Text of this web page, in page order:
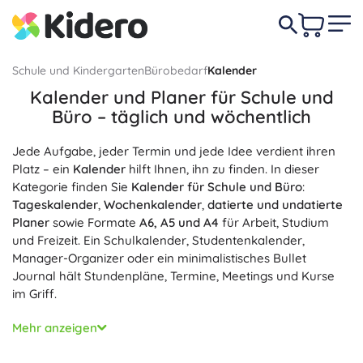
Schule und KindergartenBürobedarfKalender
Kalender und Planer für Schule und
Büro – täglich und wöchentlich
Jede Aufgabe, jeder Termin und jede Idee verdient ihren
Platz – ein Kalender hilft Ihnen, ihn zu finden. In dieser
Kategorie finden Sie Kalender für Schule und Büro:
Tageskalender, Wochenkalender, datierte und undatierte
Planer sowie Formate A6, A5 und A4 für Arbeit, Studium
und Freizeit. Ein Schulkalender, Studentenkalender,
Manager-Organizer oder ein minimalistisches Bullet
Journal hält Stundenpläne, Termine, Meetings und Kurse
im Griff.
Eine durchdachte Inneneinteilung bietet
Monatsübersichten
Mehr anzeigen